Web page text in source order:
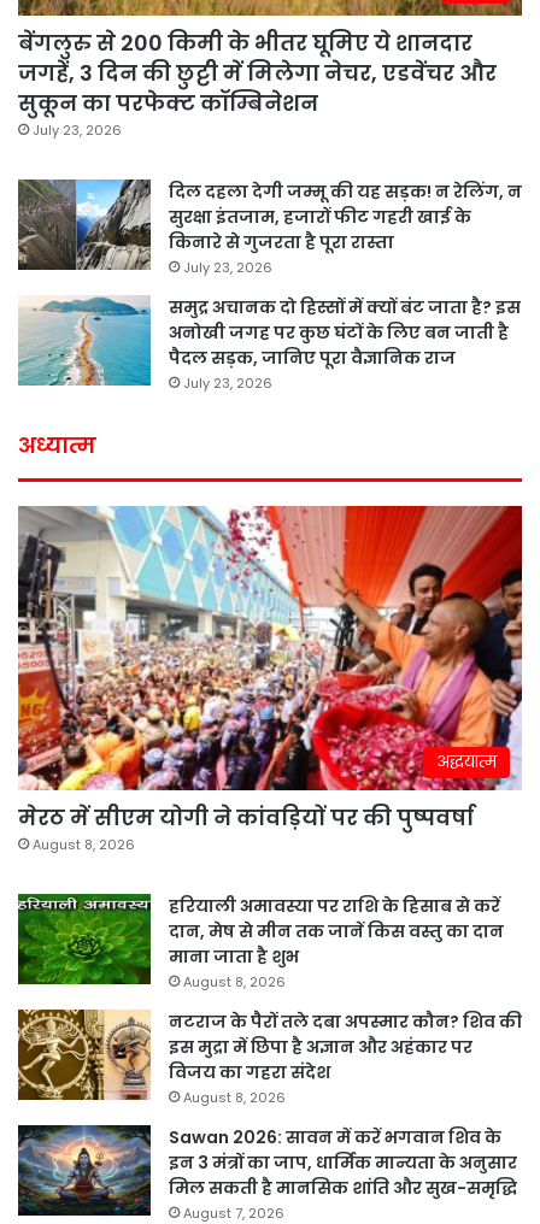
बेंगलुरु से 200 किमी के भीतर घूमिए ये शानदार
जगहें, 3 दिन की छुट्टी में मिलेगा नेचर, एडवेंचर और
सुकून का परफेक्ट कॉम्बिनेशन
July 23, 2026
दिल दहला देगी जम्मू की यह सड़क! न रेलिंग, न
सुरक्षा इंतजाम, हजारों फीट गहरी खाई के
किनारे से गुजरता है पूरा रास्ता
July 23, 2026
समुद्र अचानक दो हिस्सों में क्यों बंट जाता है? इस
अनोखी जगह पर कुछ घंटों के लिए बन जाती है
पैदल सड़क, जानिए पूरा वैज्ञानिक राज
July 23, 2026
अध्यात्म
अद्धयात्म
मेरठ में सीएम योगी ने कांवड़ियों पर की पुष्पवर्षा
August 8, 2026
हरियाली अमावस्या पर राशि के हिसाब से करें
दान, मेष से मीन तक जानें किस वस्तु का दान
माना जाता है शुभ
August 8, 2026
नटराज के पैरों तले दबा अपस्मार कौन? शिव की
इस मुद्रा में छिपा है अज्ञान और अहंकार पर
विजय का गहरा संदेश
August 8, 2026
Sawan 2026: सावन में करें भगवान शिव के
इन 3 मंत्रों का जाप, धार्मिक मान्यता के अनुसार
मिल सकती है मानसिक शांति और सुख-समृद्धि
August 7, 2026